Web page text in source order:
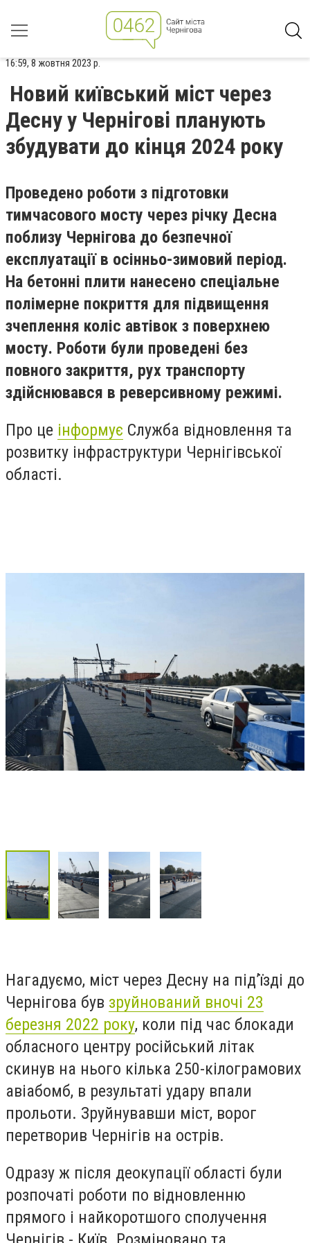
16:59, 8 жовтня 2023 р.
Новий київський міст через
Десну у Чернігові планують
збудувати до кінця 2024 року
Проведено роботи з підготовки
тимчасового мосту через річку Десна
поблизу Чернігова до безпечної
експлуатації в осінньо-зимовий період.
На бетонні плити нанесено спеціальне
полімерне покриття для підвищення
зчеплення коліс автівок з поверхнею
мосту. Роботи були проведені без
повного закриття, рух транспорту
здійснювався в реверсивному режимі.
Про це інформує Служба відновлення та
розвитку інфраструктури Чернігівської
області.
Нагадуємо, міст через Десну на під’їзді до
Чернігова був зруйнований вночі 23
березня 2022 року, коли під час блокади
обласного центру російський літак
скинув на нього кілька 250-кілограмових
авіабомб, в результаті удару впали
прольоти. Зруйнувавши міст, ворог
перетворив Чернігів на острів.
Одразу ж після деокупації області були
розпочаті роботи по відновленню
прямого і найкоротшого сполучення